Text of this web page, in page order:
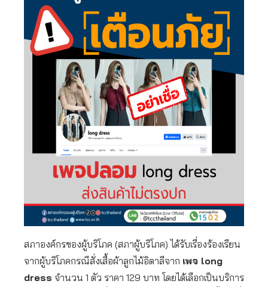
สภาองค์กรของผู้บริโภค (สภาผู้บริโภค) ได้รับเรื่องร้องเรียน
จากผู้บริโภคกรณีสั่งเสื้อผ้าลูกไม้อิตาลีจาก เพจ long
dress จำนวน 1 ตัว ราคา 129 บาท โดยได้เลือกเป็นบริการ